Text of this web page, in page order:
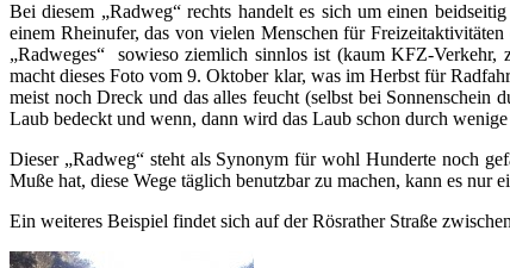
Bei diesem „Radweg“ rechts handelt es sich um einen
einem Rheinufer, das von vielen Menschen für
„Radweges“ sowieso ziemlich sinnlos ist (kaum KFZ-Verkehr,
macht dieses Foto vom 9. Oktober klar, was im Herbst für
meist noch Dreck und das alles feucht (selbst bei
Laub bedeckt und wenn, dann wird das Laub schon durch
Dieser „Radweg“ steht als Synonym für wohl Hunderte noch
Muße hat, diese Wege täglich benutzbar zu machen, kann es nur
Ein weiteres Beispiel findet sich auf der Rösrather Straße